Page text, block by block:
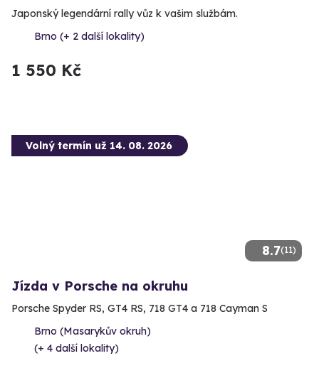
Japonský legendární rally vůz k vašim službám.
Brno (+ 2 další lokality)
1 550 Kč
8.7(11)
Volný termín už 14. 08. 2026
Jízda v Porsche na okruhu
Porsche Spyder RS, GT4 RS, 718 GT4 a 718 Cayman S
Brno (Masarykův okruh)
(+ 4 další lokality)